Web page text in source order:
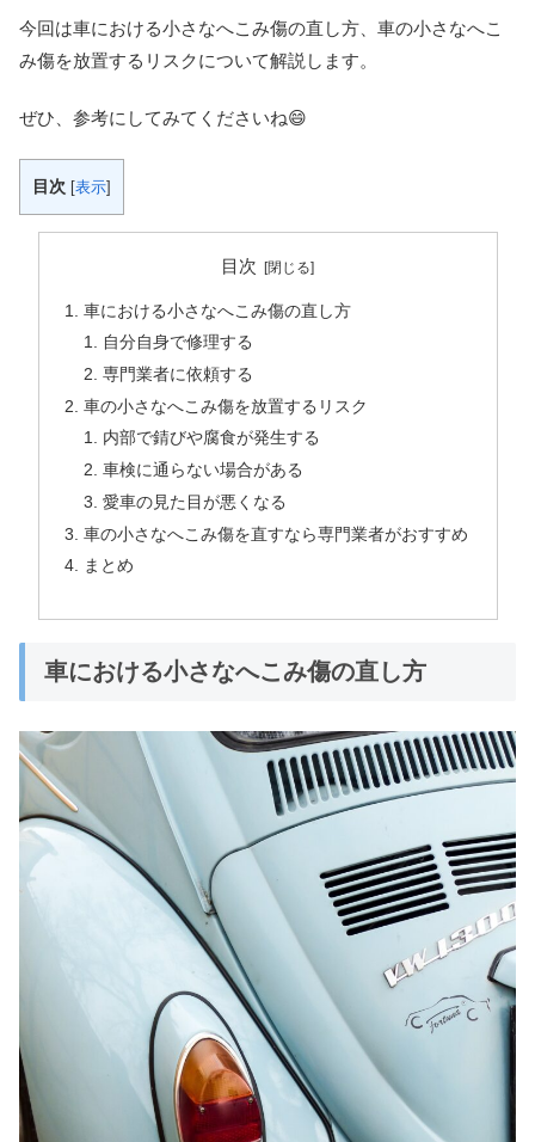
今回は車における小さなへこみ傷の直し方、車の小さなへこ
み傷を放置するリスクについて解説します。
ぜひ、参考にしてみてくださいね😄
目次 [表示]
目次
車における小さなへこみ傷の直し方
自分自身で修理する
専門業者に依頼する
車の小さなへこみ傷を放置するリスク
内部で錆びや腐食が発生する
車検に通らない場合がある
愛車の見た目が悪くなる
車の小さなへこみ傷を直すなら専門業者がおすすめ
まとめ
車における小さなへこみ傷の直し方